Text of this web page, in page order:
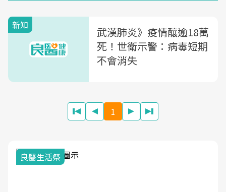
新知
武漢肺炎》疫情釀逾18萬
死！世衛示警：病毒短期
不會消失
1
良醫生活祭